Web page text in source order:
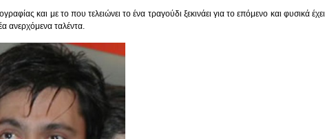
και με το που τελειώνει το ένα τραγούδι ξεκινάει για το επόμενο και φυσικά έχει
ανερχόμενα ταλέντα.